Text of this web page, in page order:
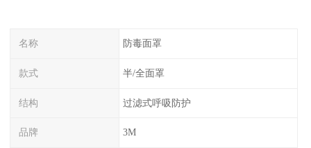
名称 防毒面罩
款式 半/全面罩
结构 过滤式呼吸防护
品牌 3M